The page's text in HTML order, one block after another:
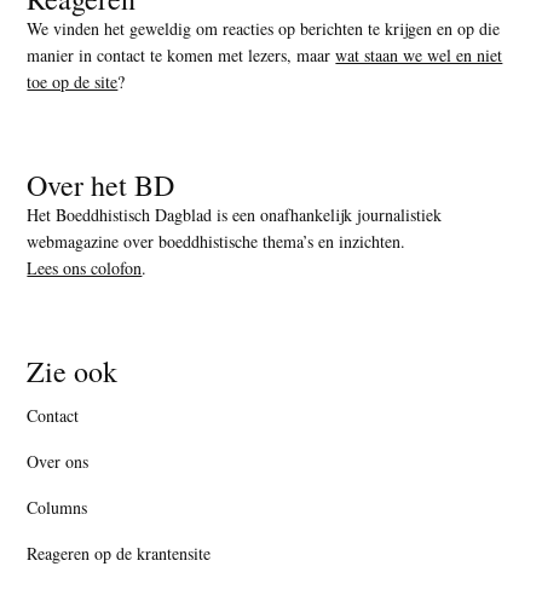
We vinden het geweldig om reacties op berichten te krijgen en op die
manier in contact te komen met lezers, maarwat staan we wel en niet
toe op de site?
Over het BD
Het Boeddhistisch Dagblad is een onafhankelijk journalistiek
webmagazine over boeddhistische thema’s en inzichten.
Lees ons colofon.
Zie ook
Contact
Over ons
Columns
Reageren op de krantensite